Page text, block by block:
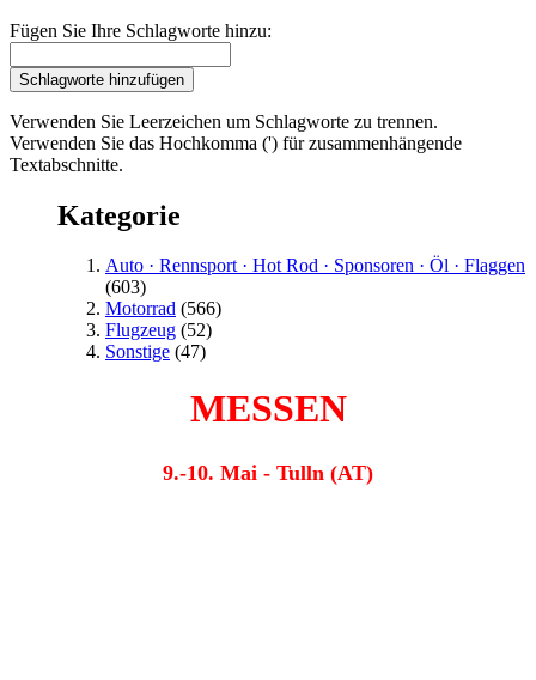
Fügen Sie Ihre Schlagworte hinzu:
Schlagworte hinzufügen
Verwenden Sie Leerzeichen um Schlagworte zu trennen.
Verwenden Sie das Hochkomma (') für zusammenhängende
Textabschnitte.
Kategorie
Auto · Rennsport · Hot Rod · Sponsoren · Öl · Flaggen
(603)
Motorrad (566)
Flugzeug (52)
Sonstige (47)
MESSEN
9.-10. Mai - Tulln (AT)